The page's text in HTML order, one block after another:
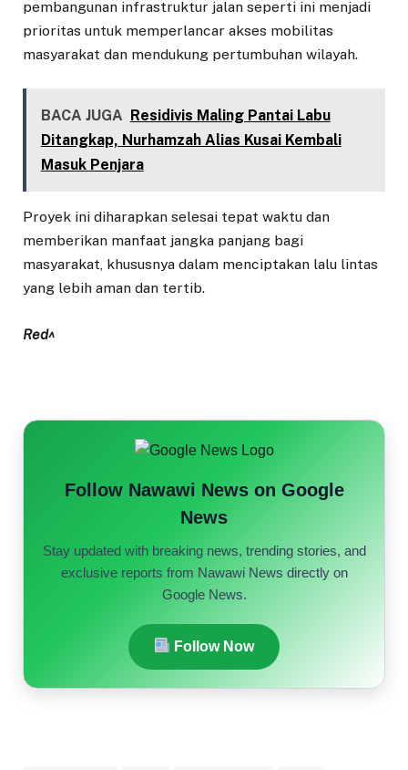
pembangunan infrastruktur jalan seperti ini menjadi
prioritas untuk memperlancar akses mobilitas
masyarakat dan mendukung pertumbuhan wilayah.
BACA JUGA Residivis Maling Pantai Labu
Ditangkap, Nurhamzah Alias Kusai Kembali
Masuk Penjara
Proyek ini diharapkan selesai tepat waktu dan
memberikan manfaat jangka panjang bagi
masyarakat, khususnya dalam menciptakan lalu lintas
yang lebih aman dan tertib.
Red^
Follow Nawawi News on Google
News
Stay updated with breaking news, trending stories, and
exclusive reports from Nawawi News directly on
Google News.
Follow Now